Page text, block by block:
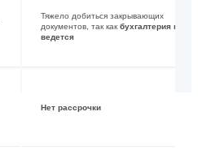
Тяжело добиться закрывающих
документов, так как бухгалтерия не
ведется
Нет рассрочки